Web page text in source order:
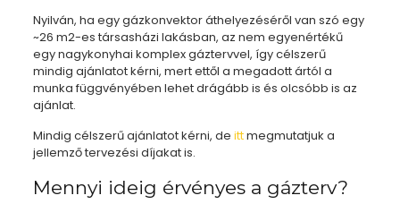
Nyilván, ha egy gázkonvektor áthelyezéséről van szó egy
~26 m2-es társasházi lakásban, az nem egyenértékű
egy nagykonyhai komplex gáztervvel, így célszerű
mindig ajánlatot kérni, mert ettől a megadott ártól a
munka függvényében lehet drágább is és olcsóbb is az
ajánlat.
Mindig célszerű ajánlatot kérni, de ittmegmutatjuk a
jellemző tervezési díjakat is.
Mennyi ideig érvényes a gázterv?